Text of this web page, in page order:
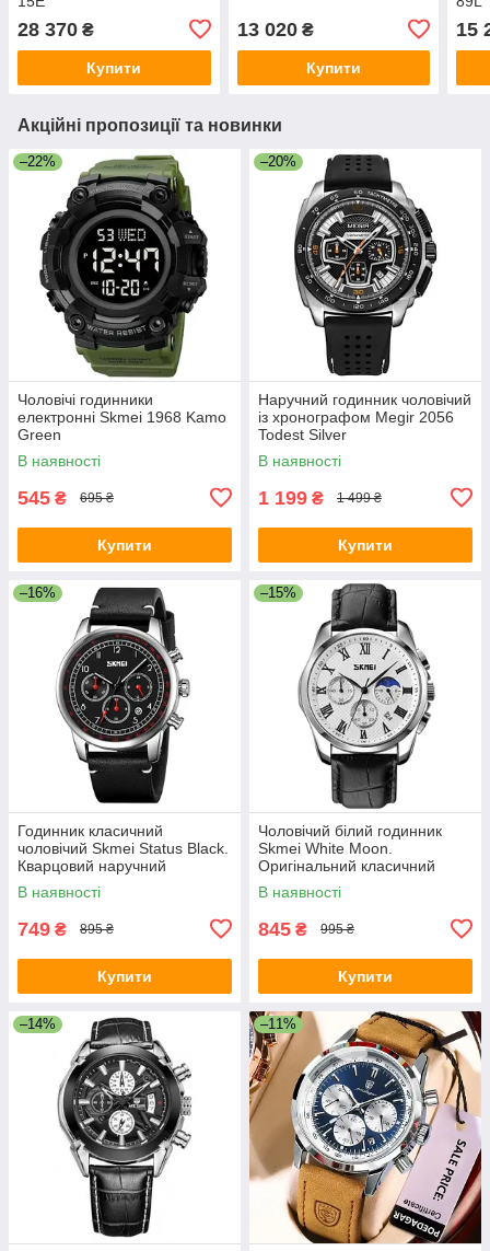
28 370 ₴
Купити
13 020₴
Купити
15
Акційні пропозиції та новинки
–22%
Чоловічі годинники
електронні Skmei 1968 Kamo
Green
В наявності
545 ₴ 695 ₴
Купити
–20%
Наручний годинник чоловічий
із хронографом Megir 2056
Todest Silver
В наявності
1 199 ₴ 1 499 ₴
Купити
–16%
Годинник класичний
чоловічий Skmei Status Black.
Кварцовий наручний
годинник із датою
В наявності
749 ₴ 895 ₴
Купити
–15%
Чоловічий білий годинник
Skmei White Moon.
Оригінальний класичний
годинник
В наявності
845 ₴ 995 ₴
Купити
–14% –11%